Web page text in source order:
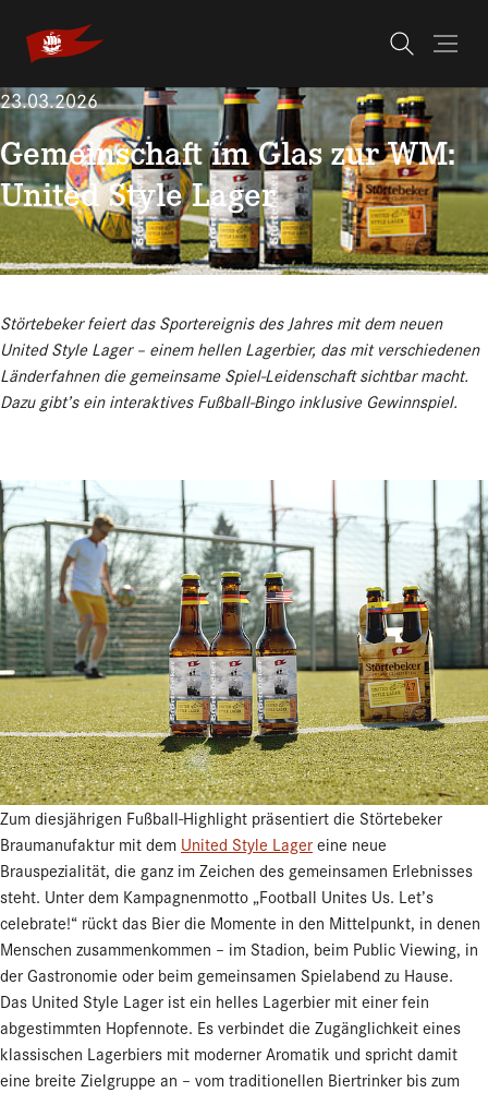
23.03.2026
Gemeinschaft im Glas zur WM:
United Style Lager
Störtebeker feiert das Sportereignis des Jahres mit dem neuen
United Style Lager – einem hellen Lagerbier, das mit verschiedenen
Länderfahnen die gemeinsame Spiel-Leidenschaft sichtbar macht.
Dazu gibt’s ein interaktives Fußball-Bingo inklusive Gewinnspiel.
Zum diesjährigen Fußball-Highlight präsentiert die Störtebeker
Braumanufaktur mit dem United Style Lagereine neue
Brauspezialität, die ganz im Zeichen des gemeinsamen Erlebnisses
steht. Unter dem Kampagnenmotto „Football Unites Us. Let’s
celebrate!“ rückt das Bier die Momente in den Mittelpunkt, in denen
Menschen zusammenkommen – im Stadion, beim Public Viewing, in
der Gastronomie oder beim gemeinsamen Spielabend zu Hause.
Das United Style Lager ist ein helles Lagerbier mit einer fein
abgestimmten Hopfennote. Es verbindet die Zugänglichkeit eines
klassischen Lagerbiers mit moderner Aromatik und spricht damit
eine breite Zielgruppe an – vom traditionellen Biertrinker bis zum